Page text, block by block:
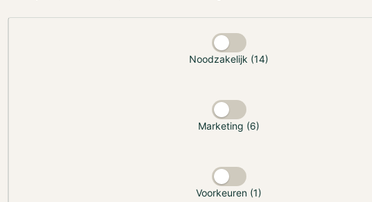
Noodzakelijk (14)
Marketing (6)
Voorkeuren (1)
Met de introductie van blockchaintechnologie en non-fungible tokens
krijgen gebruikers volledige controle over bezittingen en accounts
is en je account niet in beslag kan worden genomen. Deze NFT's
in-game activa zoals een zwaard of kleding en worden continu
blockchain. Aangezien gamers eigenaar zijn van hun in-game activa,